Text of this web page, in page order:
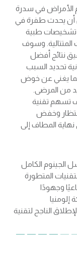
الأمراض في سدرة
أن يحدث طفرة في
تشخيصات طبية
المتتالية. وسوف
نتائج أفضل
تحديد السبب
مما يغني عن خوض
من المرضى.
تسهم تقنية
وخفض
المطاف إلى
الجينوم الكامل
المتطورة
وجهودًا
إلومنيا
الناجح لتقنية